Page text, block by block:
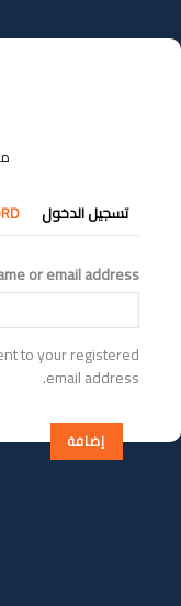
إلى
المحتوى
التبويبات
الأساسية
تسجيل الدخول
or email address
to your registered
email address.